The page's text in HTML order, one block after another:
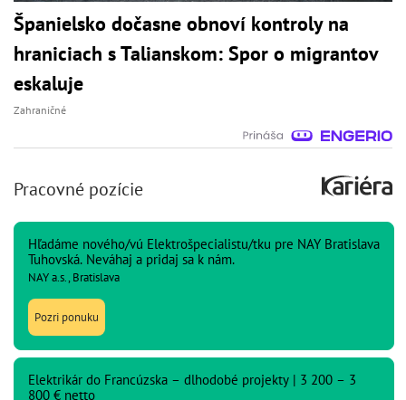
Španielsko dočasne obnoví kontroly na
hraniciach s Talianskom: Spor o migrantov
eskaluje
Zahraničné
Pracovné pozície
Hľadáme nového/vú Elektrošpecialistu/tku pre NAY Bratislava
Tuhovská. Neváhaj a pridaj sa k nám.
NAY a.s., Bratislava
Pozri ponuku
Elektrikár do Francúzska – dlhodobé projekty | 3 200 – 3
800 € netto